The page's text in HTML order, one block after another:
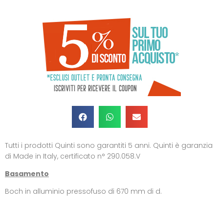
Tutti i prodotti Quinti sono garantiti 5 anni. Quinti è garanzia
di Made in Italy, certificato n° 290.058.V
Basamento
Boch in alluminio pressofuso di 670 mm di d.